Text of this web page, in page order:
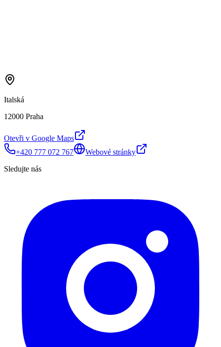
Italská
12000 Praha
Otevři v Google Maps
+420 777 072 767
Webové stránky
Sledujte nás